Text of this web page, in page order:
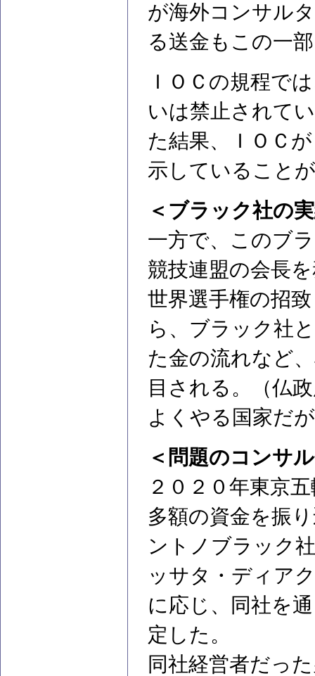
が海外コンサル
る送金もこの一
ＩＯＣの規程で
いは禁止されて
た結果、ＩＯＣ
示していること
＜ブラック社の
一方で、このブ
競技連盟の会長
世界選手権の招
ら、ブラック社
た金の流れなど
目される。（仏
よくやる国家だ
＜問題のコンサ
２０２０年東京
多額の資金を振
ントノブラック
ッサタ・ディア
に応じ、同社を
定した。
同社経営者だっ